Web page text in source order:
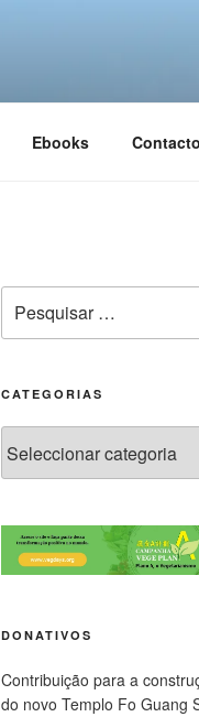
Ebooks
CATEGORIAS
DONATIVOS
Contribuição para a
do novo Templo Fo Guang